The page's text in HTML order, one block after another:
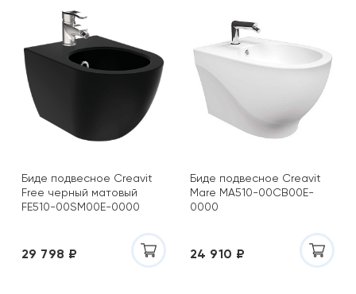
Биде подвесное Creavit
Free черный матовый
FE510-00SM00E-0000
29 798 ₽
Биде подвесное Creavit
Mare MA510-00CB00E-
0000
24 910 ₽